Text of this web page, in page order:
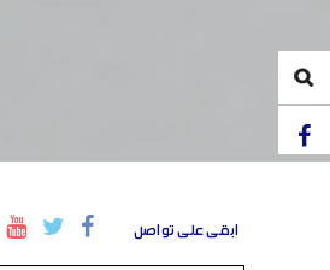
ابقى على تواصل